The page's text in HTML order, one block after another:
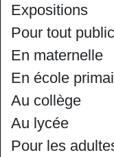
Expositions
Pour tout public
En maternelle
En école
Au collège
Au lycée
Pour les